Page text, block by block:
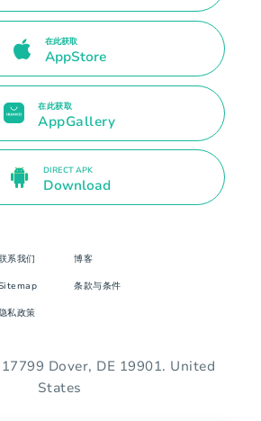
在此获取
AppStore
在此获取
AppGallery
DIRECT APK
Download
系我们 博客
条款与条件
私政策
Dover, DE 19901. United
States